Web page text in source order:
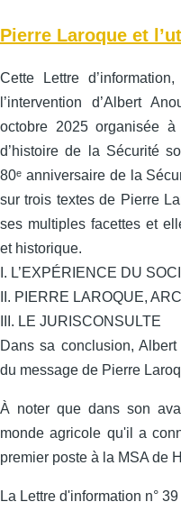
Pierre Laroque et
Cette Lettre
l’intervention d’Albert
octobre 2025 organisée
d’histoire de la Sécurité
80ᵉ anniversaire de la
sur trois textes de Pierre
ses multiples facettes et
et historique.
I. L’EXPÉRIENCE DU
II. PIERRE LAROQUE,
III. LE JURISCONSULTE
Dans sa conclusion,
du message de Pierre
À noter que dans son
monde agricole qu'il a
premier poste à la MSA de
La Lettre d'information n°